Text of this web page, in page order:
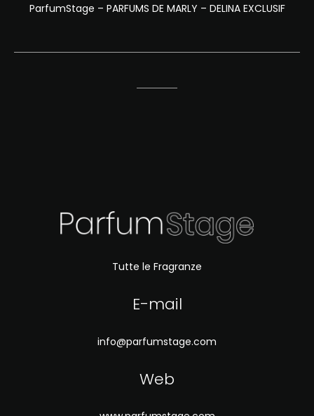
ParfumStage – PARFUMS DE MARLY – DELINA EXCLUSIF
Tutte le Fragranze
E-mail
info@parfumstage.com
Web